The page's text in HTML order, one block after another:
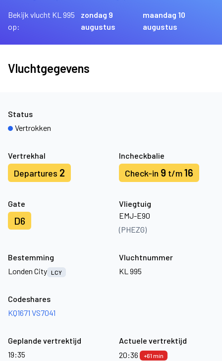
Bekijk vlucht KL 995
op:
zondag 9
augustus
maandag 10
augustus
Vluchtgegevens
Vertrekhal
Departures 2
Incheckbalie
Check-in 9 t/m16
Gate
D6
Vliegtuig
EMJ-E90
(PHEZG)
Status
Vertrokken
Bestemming
Londen City LCY
Vluchtnummer
KL 995
Codeshares
KQ1671 VS7041
Geplande vertrektijd
19:35
Actuele vertrektijd
20:36
+61 min